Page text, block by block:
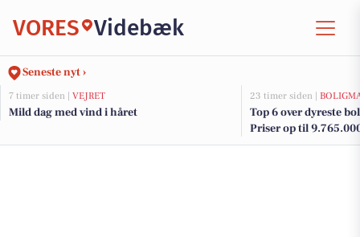
VORES Videbæk
Seneste nyt ›
7 timer siden | VEJRET
Mild dag med vind i håret
23 timer siden |
Top 6 over dyreste
Priser op til